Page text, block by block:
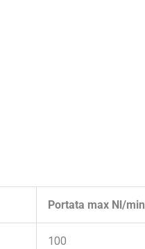
Portata max Nl/min
100